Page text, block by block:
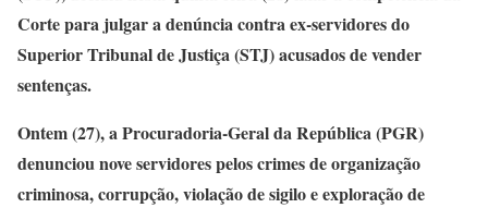
Corte para julgar a denúncia contra ex-servidores do
Superior Tribunal de Justiça (STJ) acusados de vender
sentenças.
Ontem (27), a Procuradoria-Geral da República (PGR)
denunciou nove servidores pelos crimes de organização
criminosa, corrupção, violação de sigilo e exploração de